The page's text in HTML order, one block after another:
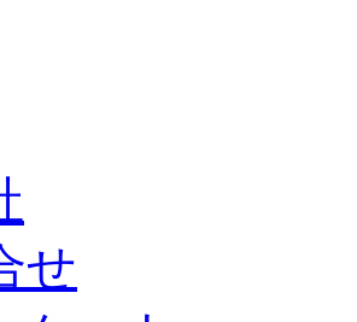
せ